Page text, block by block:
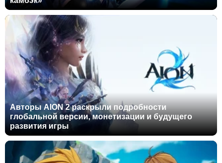
Авторы AION 2 раскрыли подробности
глобальной версии, монетизации и будущего
развития игры